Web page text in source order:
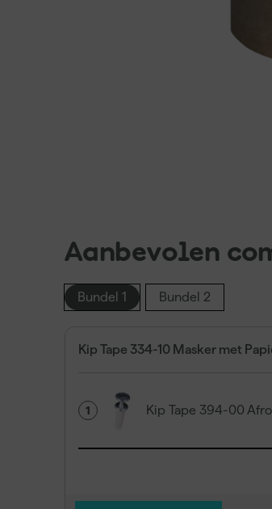
Aanbevolen
Bundel 1 Bundel 2
Kip Tape 334-10 Masker met
1 Kip Tape 394-00